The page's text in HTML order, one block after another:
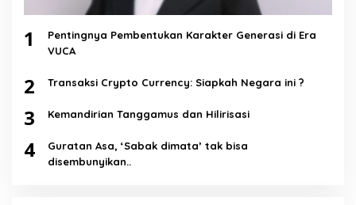
1
Pentingnya Pembentukan Karakter Generasi di Era
VUCA
2 Transaksi Crypto Currency: Siapkah Negara ini ?
3 Kemandirian Tanggamus dan Hilirisasi
4
Guratan Asa, ‘Sabak dimata’ tak bisa
disembunyikan..